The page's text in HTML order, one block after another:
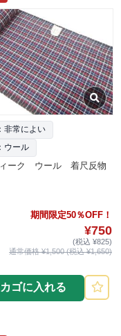
非常によい
ウール
ーク ウール 着尺反物
期間限定50％OFF！
¥750
(税込 ¥825)
通常価格 ¥1,500 (税込 ¥1,650)
カゴに入れる